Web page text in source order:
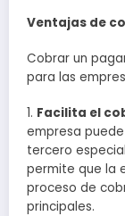
Ventajas de
Cobrar un
para las
1. Facilita el
empresa
tercero
permite que la
proceso de
principales.